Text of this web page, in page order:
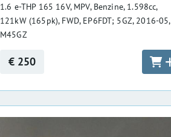
1.6 e-THP 165 16V, MPV, Benzine, 1.598cc,
121kW (165pk), FWD, EP6FDT; 5GZ, 2016-05,
M45GZ
€ 250